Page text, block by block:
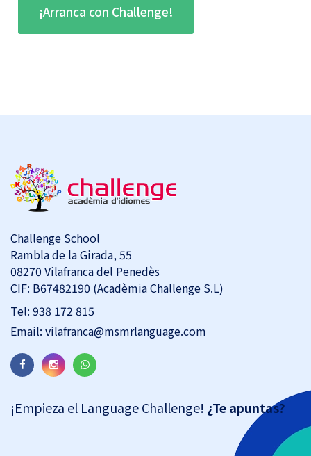
¡Arranca con Challenge!
Challenge School
Rambla de la Girada, 55
08270 Vilafranca del Penedès
CIF: B67482190 (Acadèmia Challenge S.L)
Tel: 938 172 815
Email: vilafranca@msmrlanguage.com
¡Empieza el Language Challenge! ¿Te apuntas?